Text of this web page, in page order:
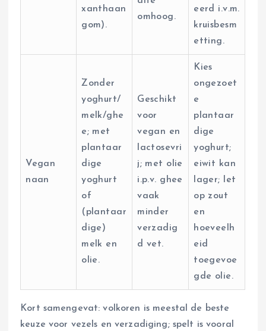
xanthaan
gom).
omhoog.
eerd i.v.m.
kruisbesm
etting.
Vegan
naan
Zonder
yoghurt/
melk/ghe
e; met
plantaar
dige
yoghurt
of
(plantaar
dige)
melk en
olie.
Geschikt
voor
vegan en
lactosevri
j; met olie
i.p.v. ghee
vaak
minder
verzadig
d vet.
Kies
ongezoet
e
plantaar
dige
yoghurt;
eiwit kan
lager; let
op zout
en
hoeveelh
eid
toegevoe
gde olie.
Kort samengevat: volkoren is meestal de beste
keuze voor vezels en verzadiging; spelt is vooral